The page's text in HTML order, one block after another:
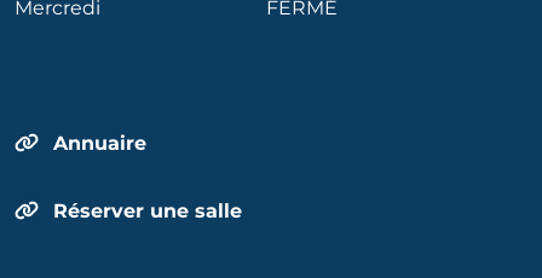
Mercredi FERMÉ
Annuaire
Réserver une salle